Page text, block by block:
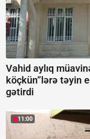
Vahid aylıq
köçkün”lərə təyin
gətirdi
11:00